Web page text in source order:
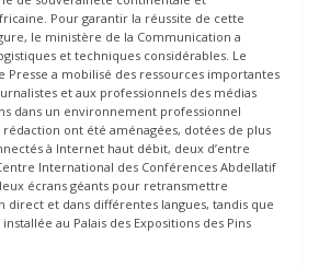
Pour garantir la réussite de cette
le ministère de la Communication a
et techniques considérables. Le
Presse a mobilisé des ressources importantes
et aux professionnels des médias
dans un environnement professionnel
ont été aménagées, dotées de plus
à Internet haut débit, deux d’entre
International des Conférences Abdellatif
écrans géants pour retransmettre
direct et dans différentes langues, tandis que
au Palais des Expositions des Pins